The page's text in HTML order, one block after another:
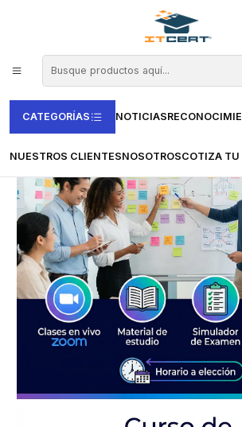
CATEGORÍAS NOTICIAS
NUESTROS CLIENTESNOSOTROSCOTIZA TU
Certiprof
Curso de User Stories (incluye examen de